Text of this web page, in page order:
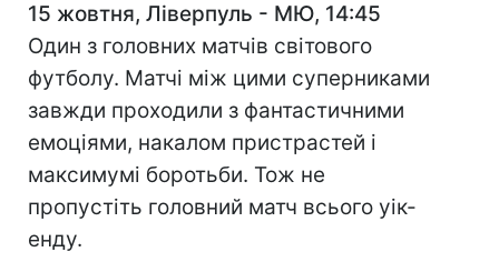
15 жовтня, Ліверпуль - МЮ, 14:45
Один з головних матчів світового
футболу. Матчі між цими суперниками
завжди проходили з фантастичними
емоціями, накалом пристрастей і
максимумі боротьби. Тож не
пропустіть головний матч всього уік-
енду.